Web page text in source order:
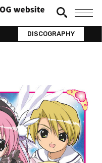
DISCOGRAPHY